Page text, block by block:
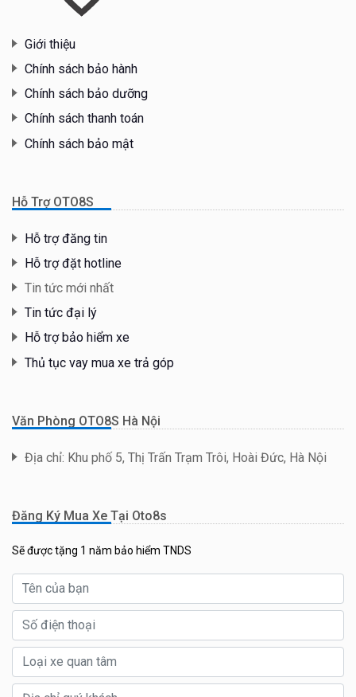
Giới thiệu
Chính sách bảo hành
Chính sách bảo dưỡng
Chính sách thanh toán
Chính sách bảo mật
Hỗ Trợ OTO8S
Hỗ trợ đăng tin
Hỗ trợ đặt hotline
Tin tức mới nhất
Tin tức đại lý
Hỗ trợ bảo hiểm xe
Thủ tục vay mua xe trả góp
Văn Phòng OTO8S Hà Nội
Địa chỉ: Khu phố 5, Thị Trấn Trạm Trôi, Hoài Đức, Hà Nội
Đăng Ký Mua Xe Tại Oto8s
Sẽ được tặng 1 năm bảo hiểm TNDS